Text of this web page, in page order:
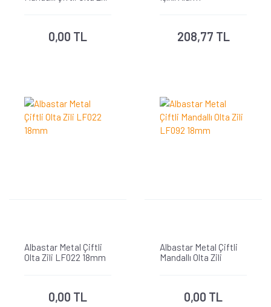
0,00 TL 208,77 TL
Albastar Metal Çiftli
Olta Zili LF022 18mm
0,00 TL
Albastar Metal Çiftli
Mandallı Olta Zili
0,00 TL